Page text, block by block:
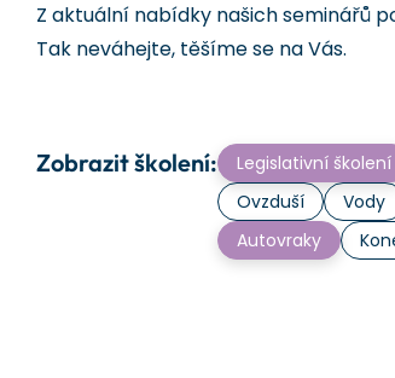
Z aktuální nabídky našich seminářů
Tak neváhejte, těšíme se na Vás.
Zobrazit školení: Legislativní školení
Ovzduší
Vody
Autovraky